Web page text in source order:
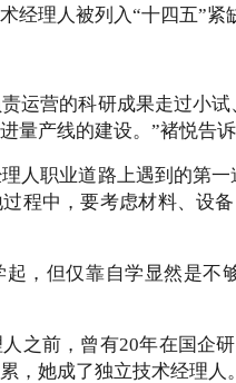
经理人被列入“十四五”
运营的科研成果走过小
量产线的建设。”褚悦告
人职业道路上遇到的第
程中，要考虑材料、设
，但仅靠自学显然是
之前，曾有20年在国企
，她成了独立技术经理人